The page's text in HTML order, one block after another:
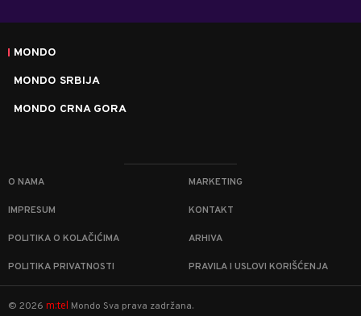
MONDO
MONDO SRBIJA
MONDO CRNA GORA
O NAMA MARKETING
IMPRESUM KONTAKT
POLITIKA O KOLAČIĆIMA ARHIVA
POLITIKA PRIVATNOSTI PRAVILA I USLOVI KORIŠĆENJA
© 2026 m:tel Mondo Sva prava zadržana.